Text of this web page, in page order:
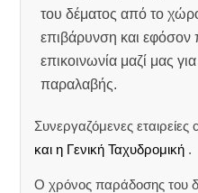
του δέματος από το
επιβάρυνση και εφόσον
επικοινωνία μαζί μας
παραλαβής.
Συνεργαζόμενες εταιρείες
και η Γενική Ταχυδρομική .
Ο χρόνος παράδοσης του